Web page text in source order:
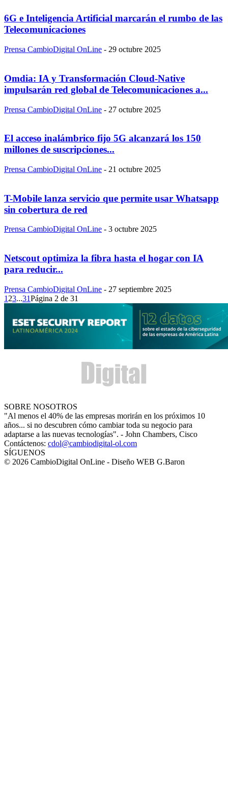
6G e Inteligencia Artificial marcarán el rumbo de las
Telecomunicaciones
Prensa CambioDigital OnLine - 29 octubre 2025
Omdia: IA y Transformación Cloud-Native
impulsarán red global de Telecomunicaciones a...
Prensa CambioDigital OnLine - 27 octubre 2025
El acceso inalámbrico fijo 5G alcanzará los 150
millones de suscripciones...
Prensa CambioDigital OnLine - 21 octubre 2025
T-Mobile lanza servicio que permite usar Whatsapp
sin cobertura de red
Prensa CambioDigital OnLine - 3 octubre 2025
Netscout optimiza la fibra hasta el hogar con IA
para reducir...
Prensa CambioDigital OnLine - 27 septiembre 2025
1 23...31Página 2 de 31
SOBRE NOSOTROS
"Al menos el 40% de las empresas morirán en los próximos 10
años... si no descubren cómo cambiar toda su negocio para
adaptarse a las nuevas tecnologías". - John Chambers, Cisco
Contáctenos: cdol@cambiodigital-ol.com
SÍGUENOS
© 2026 CambioDigital OnLine - Diseño WEB G.Baron